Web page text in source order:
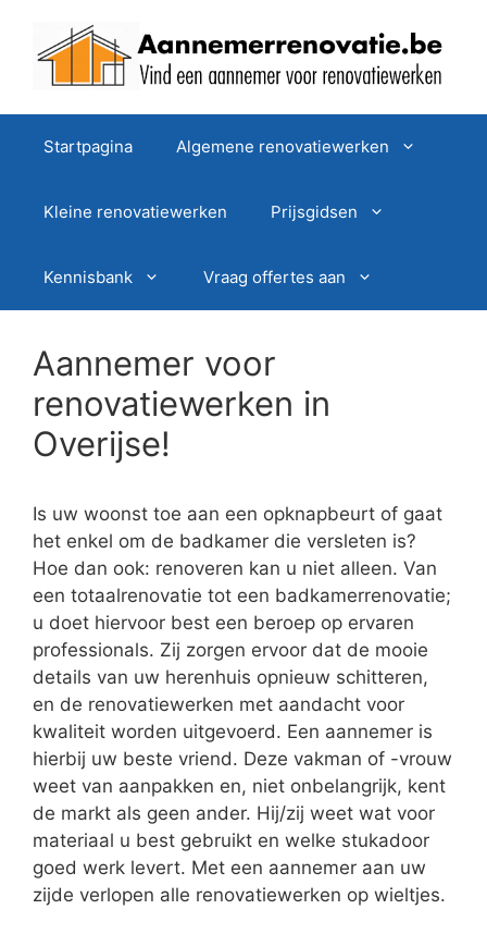
Startpagina Algemene renovatiewerken
Kleine renovatiewerken Prijsgidsen
Kennisbank Vraag offertes aan
Aannemer voor
renovatiewerken in
Overijse!
Is uw woonst toe aan een opknapbeurt of gaat
het enkel om de badkamer die versleten is?
Hoe dan ook: renoveren kan u niet alleen. Van
een totaalrenovatie tot een badkamerrenovatie;
u doet hiervoor best een beroep op ervaren
professionals. Zij zorgen ervoor dat de mooie
details van uw herenhuis opnieuw schitteren,
en de renovatiewerken met aandacht voor
kwaliteit worden uitgevoerd. Een aannemer is
hierbij uw beste vriend. Deze vakman of -vrouw
weet van aanpakken en, niet onbelangrijk, kent
de markt als geen ander. Hij/zij weet wat voor
materiaal u best gebruikt en welke stukadoor
goed werk levert. Met een aannemer aan uw
zijde verlopen alle renovatiewerken op wieltjes.